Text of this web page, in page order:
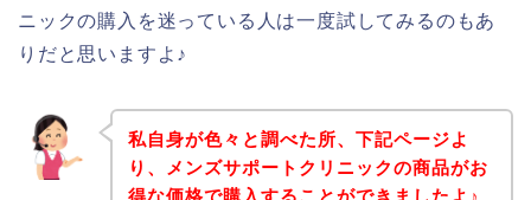
ニックの購入を迷っている人は一度試してみるのもあ
りだと思いますよ♪
私自身が色々と調べた所、下記ページよ
り、メンズサポートクリニックの商品がお